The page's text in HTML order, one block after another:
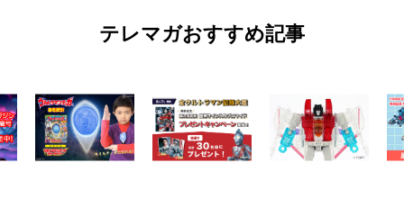
テレマガおすすめ記事